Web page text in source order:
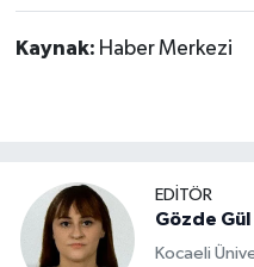
Kaynak: Haber Merkezi
EDİTÖR
Gözde
Kocaeli